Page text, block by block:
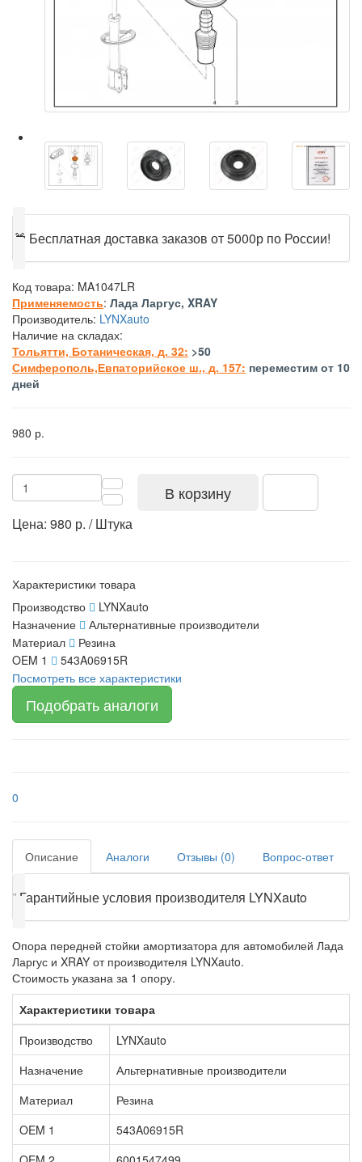
🎁 Бесплатная доставка заказов от 5000р по России!
Код товара: MA1047LR
Применяемость: Лада Ларгус, XRAY
Производитель: LYNXauto
Наличие на складах:
Тольятти, Ботаническая, д. 32: >50
Симферополь,Евпаторийское ш., д. 157: переместим от 10
дней
980 р.
В корзину
Цена: 980 р. / Штука
Характеристики товара
Производство
LYNXauto
Назначение
Альтернативные производители
Материал
Резина
OEM 1
543A06915R
Посмотреть все характеристики
Подобрать аналоги
0
Описание Аналоги Отзывы (0) Вопрос-ответ
❕ Гарантийные условия производителя LYNXauto
Опора передней стойки амортизатора для автомобилей Лада
Ларгус и XRAY от производителя LYNXauto.
Стоимость указана за 1 опору.
Характеристики товара
Производство
LYNXauto
Назначение
Альтернативные производители
Материал
Резина
OEM 1
543A06915R